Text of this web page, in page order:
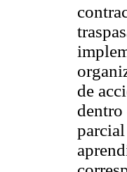
de
dentro